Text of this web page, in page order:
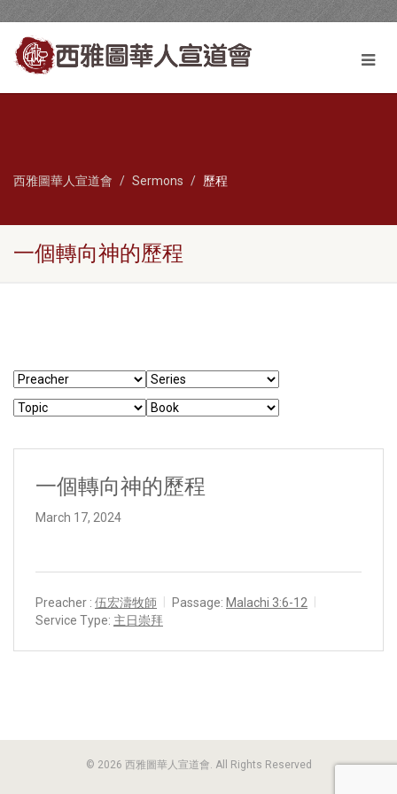
西雅圖華人宣道會 Sermons 歷程
一個轉向神的歷程
一個轉向神的歷程
March 17, 2024
Preacher : 伍宏濤牧師 Passage: Malachi 3:6-12
Service Type: 主日崇拜
© 2026 西雅圖華人宣道會. All Rights Reserved